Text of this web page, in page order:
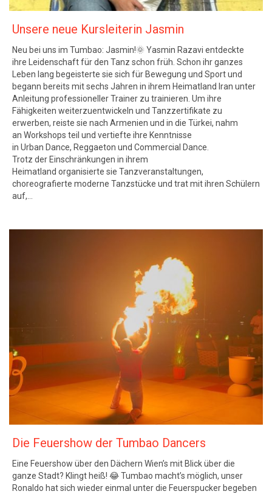
Unsere neue Kursleiterin Jasmin
Neu bei uns im Tumbao: Jasmin!🌞 Yasmin Razavi entdeckte
ihre Leidenschaft für den Tanz schon früh. Schon ihr ganzes
Leben lang begeisterte sie sich für Bewegung und Sport und
begann bereits mit sechs Jahren in ihrem Heimatland Iran unter
Anleitung professioneller Trainer zu trainieren. Um ihre
Fähigkeiten weiterzuentwickeln und Tanzzertifikate zu
erwerben, reiste sie nach Armenien und in die Türkei, nahm
an Workshops teil und vertiefte ihre Kenntnisse
in Urban Dance, Reggaeton und Commercial Dance.
Trotz der Einschränkungen in ihrem
Heimatland organisierte sie Tanzveranstaltungen,
choreografierte moderne Tanzstücke und trat mit ihren Schülern
auf,…
Die Feuershow der Tumbao Dancers
Eine Feuershow über den Dächern Wien’s mit Blick über die
ganze Stadt? Klingt heiß! 😂 Tumbao macht’s möglich, unser
Ronaldo hat sich wieder einmal unter die Feuerspucker begeben